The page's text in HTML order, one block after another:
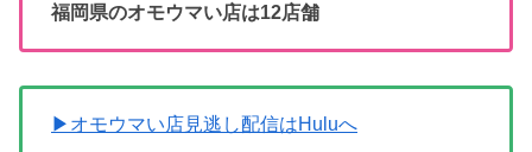
福岡県のオモウマい店は12店舗
▶オモウマい店見逃し配信はHuluへ